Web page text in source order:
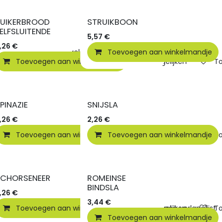
Vergelijken Toevoegen aan verlanglijst
€
Toevoegen aan winkelmandje
Vergelijken
STRUIKBOON
5,57 €
Toevoegen aan winkelmandje
Vergelijken Toevoegen aan verlanglijst
€
Toevoegen aan winkelmandje
Vergelijken
SNIJSLA
2,26 €
Toevoegen aan winkelmandje
Vergelijken Toevoegen aan verlanglijst
€
Toevoegen aan winkelmandje
Vergelijken
ROMEINSE
BINDSLA
3,44 €
Toevoegen aan winkelmandje